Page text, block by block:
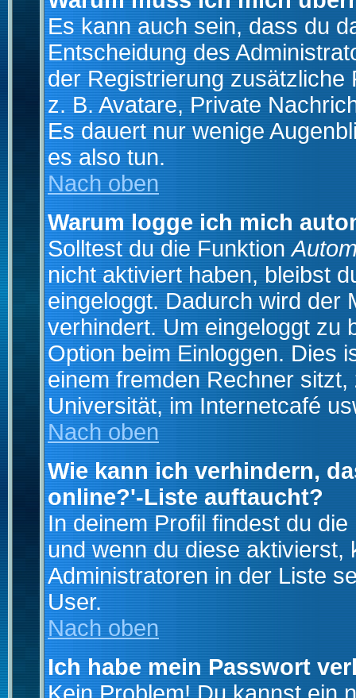
Es kann auch sein, dass du
Entscheidung des
der Registrierung
z. B. Avatare, Private
Es dauert nur wenige
es also tun.
Nach oben
Warum logge ich mich
Solltest du die Funktion
nicht aktiviert haben, bleibst
eingeloggt. Dadurch wird der
verhindert. Um eingeloggt zu
Option beim Einloggen. Dies
einem fremden Rechner
Universität, im Internetcafé
Nach oben
Wie kann ich verhindern,
online?'-Liste auftaucht?
In deinem Profil findest du
und wenn du diese aktivierst,
Administratoren in der Liste
User.
Nach oben
Ich habe mein Passwort